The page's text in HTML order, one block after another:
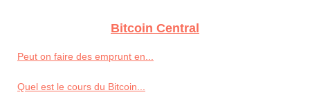
Bitcoin Central
Peut on faire des emprunt en...
Quel est le cours du Bitcoin...